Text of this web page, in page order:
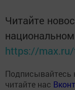
Читайте
https://
Подписывайтесь
читайте нас